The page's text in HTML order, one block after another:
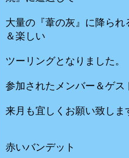
大量の『葦の灰』に降ら
＆楽しい
ツーリングとなりました。
参加されたメンバー＆ゲ
来月も宜しくお願い致しま
赤いバンデット